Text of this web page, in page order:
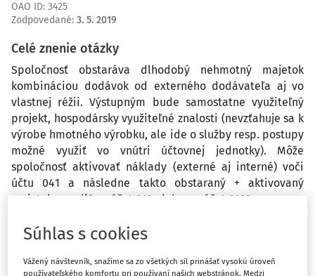
OAO ID: 3425
Zodpovedané: 3. 5. 2019
Celé znenie otázky
Spoločnosť obstaráva dlhodobý nehmotný majetok
kombináciou dodávok od externého dodávateľa aj vo
vlastnej réžii. Výstupným bude samostatne využiteľný
projekt, hospodársky využiteľné znalosti (nevzťahuje sa k
výrobe hmotného výrobku, ale ide o služby resp. postupy
možné využiť vo vnútri účtovnej jednotky). Môže
spoločnosť aktivovať náklady (externé aj interné) voči
účtu 041 a následne takto obstaraný + aktivovaný
majetok zaradiť na účet 012 alebo na účet 019?
Odpoveď
Súhlas s cookies
Vážený návštevník, snažíme sa zo všetkých síl prinášať vysokú úroveň
používateľského komfortu pri používaní našich webstránok. Medzi